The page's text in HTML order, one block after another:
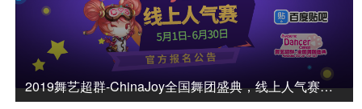
2019舞艺超群-ChinaJoy全国舞团盛典，线上人气赛报名通道正式开启